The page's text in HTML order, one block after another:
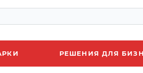
РЕШЕНИЯ ДЛЯ